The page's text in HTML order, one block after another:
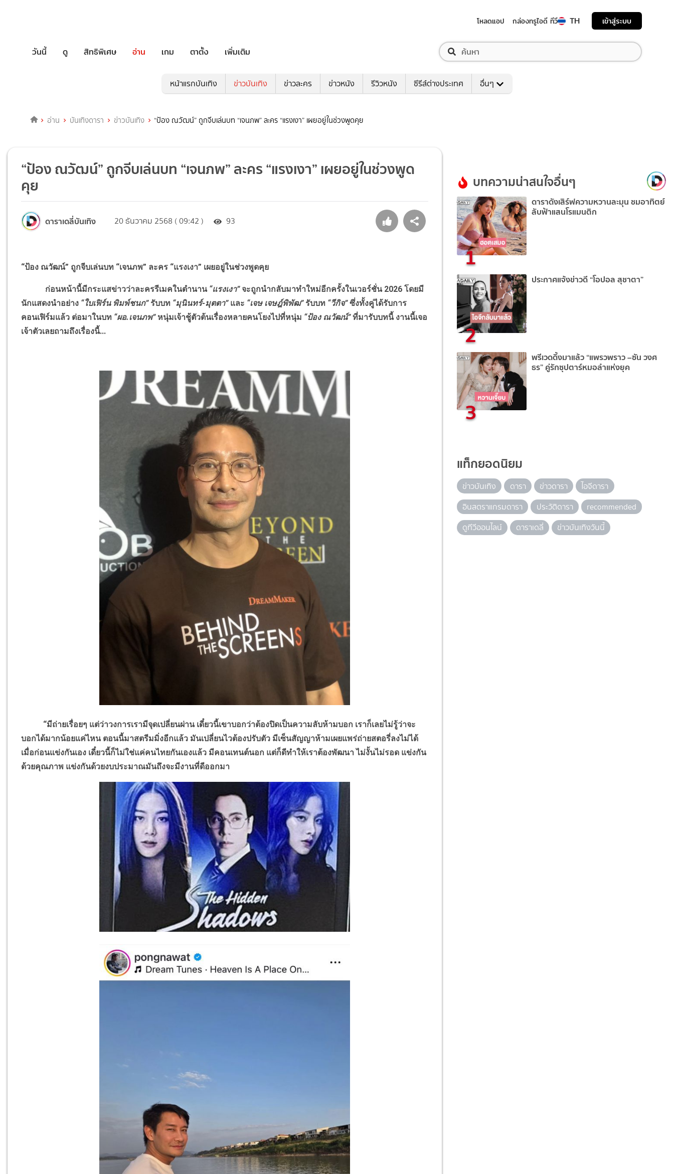
โหลดแอป กล่องทรูไอดี ทีวี TH เข้าสู่ระบบ
วันนี้ ดู สิทธิพิเศษ อ่าน เกม ตาตั้ง เพิ่มเติม
หน้าแรกบันเทิง ข่าวบันเทิง ข่าวละคร ข่าวหนัง รีวิวหนัง ซีรีส์ต่างประเทศ อื่นๆ
อ่าน บันเทิงดารา ข่าวบันเทิง “ป้อง ณวัฒน์” ถูกจีบเล่นบท “เจนภพ” ละคร “แรงเงา” เผยอยู่ในช่วงพูดคุย
“ป้อง ณวัฒน์” ถูกจีบเล่นบท “เจนภพ” ละคร “แรงเงา” เผยอยู่ในช่วงพูด
คุย
ดาราเดลี่บันเทิง 20 ธันวาคม 2568 ( 09:42 ) 93
“ป้อง ณวัฒน์” ถูกจีบเล่นบท “เจนภพ” ละคร “แรงเงา” เผยอยู่ในช่วงพูดคุย
ก่อนหน้านี้มีกระแสข่าวว่าละครรีเมคในตำนาน “แรงเงา” จะถูกนำกลับมาทำใหม่อีกครั้งในเวอร์ชั่น 2026 โดยมี
นักแสดงนำอย่าง “ใบเฟิร์น พิมพ์ชนก” รับบท “มุนินทร์-มุตตา”และ “เจษ เจษฎ์พิพัฒ”รับบท “วีกิจ”ซึ่งทั้งคู่ได้รับการ
คอนเฟิร์มแล้ว ต่อมาในบท “ผอ.เจนภพ” หนุ่มเจ้าชู้ตัวต้นเรื่องหลายคนโยงไปที่หนุ่ม “ป้อง ณวัฒน์”ที่มารับบทนี้ งานนี้เจอ
เจ้าตัวเลยถามถึงเรื่องนี้...
“มีถ่ายเรื่อยๆ แต่ว่าวงการเรามีจุดเปลี่ยนผ่าน เดี๋ยวนี้เขาบอกว่าต้องปิดเป็นความลับห้ามบอก เราก็เลยไม่รู้ว่าจะ
บอกได้มากน้อยแค่ไหน ตอนนี้มาสตรีมมิ่งอีกแล้ว มันเปลี่ยนไวต้องปรับตัว มีเซ็นสัญญาห้ามเผยแพร่ถ่ายสตอรี่ลงไม่ได้
เมื่อก่อนแข่งกันเอง เดี๋ยวนี้ก็ไม่ใช่แค่คนไทยกันเองแล้ว มีคอนเทนต์นอก แต่ก็ดีทำให้เราต้องพัฒนา ไม่งั้นไม่รอด แข่งกัน
ด้วยคุณภาพ แข่งกันด้วยงบประมาณมันถึงจะมีงานที่ดีออกมา
บทความน่าสนใจอื่นๆ
1
ดาราดังเสิร์ฟความหวานละมุน ชมอาทิตย์
ลับฟ้าแสนโรแมนติก
2
ประกาศแจ้งข่าวดี “โอปอล สุชาตา”
3
พรีเวดดิ้งมาแล้ว “แพรวพราว –ซัน วงศ
ธร” คู่รักซุปตาร์หมอลำแห่งยุค
แท็กยอดนิยม
ข่าวบันเทิง ดารา ข่าวดารา
ไอจีดารา
อินสตราแกรมดารา
ประวัติดารา
recommended
ดูทีวีออนไลน์
ดาราเดลี่ ข่าวบันเทิงวันนี้